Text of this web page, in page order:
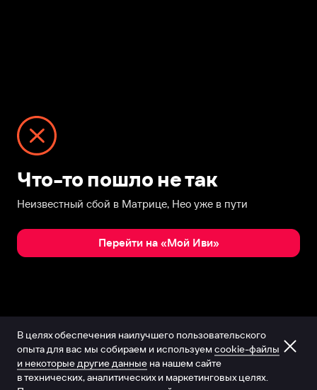
Что-то пошло не так
Неизвестный сбой в Матрице, Нео уже в пути
Перейти на «Мой Иви»
В целях обеспечения наилучшего пользовательского
опыта для вас мы собираем и используем cookie-файлы
и некоторые другие данные на нашем сайте
в технических, аналитических и маркетинговых целях.